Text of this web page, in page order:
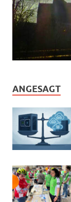
ANGESAGT